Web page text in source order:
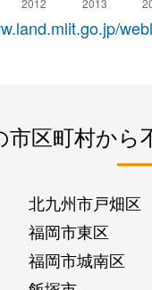
市区町村から
北九州市戸畑区
福岡市東区
福岡市城南区